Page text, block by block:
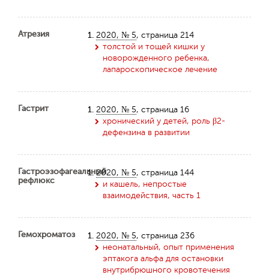
Атрезия 1. 2020, № 5, страница 214
толстой и тощей кишки у
новорожденного ребенка,
лапароскопическое лечение
Гастрит 1. 2020, № 5, страница 16
хронический у детей, роль β2-
дефензина в развитии
Гастроэзофагеальный
рефлюкс
1. 2020, № 5, страница 144
и кашель, непростые
взаимодействия, часть 1
Гемохроматоз 1. 2020, № 5, страница 236
неонатальный, опыт применения
эптакога альфа для остановки
внутрибрюшного кровотечения